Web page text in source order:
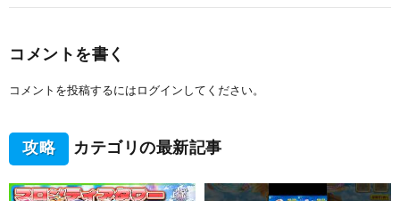
コメントを書く
コメントを投稿するには ログイン してください。
攻略 カテゴリの最新記事